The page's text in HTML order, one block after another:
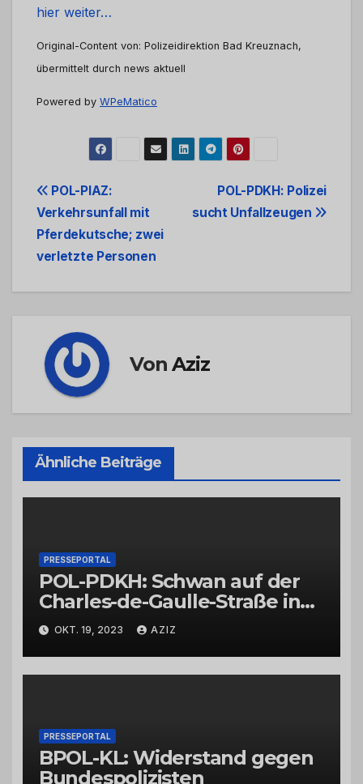
hier weiter…
Original-Content von: Polizeidirektion Bad Kreuznach,
übermittelt durch news aktuell
Powered by WPeMatico
Beitrags-
Navigation
POL-PDKH: Polizei
sucht Unfallzeugen
POL-PIAZ:
Verkehrsunfall mit
Pferdekutsche; zwei
verletzte Personen
VonAziz
Ähnliche Beiträge
PRESSEPORTAL
POL-PDKH: Schwan auf der
Charles-de-Gaulle-Straße in
Bad Kreuznach beeinflusst
Feierabendverkehr
OKT. 19, 2023 AZIZ
PRESSEPORTAL
BPOL-KL: Widerstand gegen
Bundespolizisten